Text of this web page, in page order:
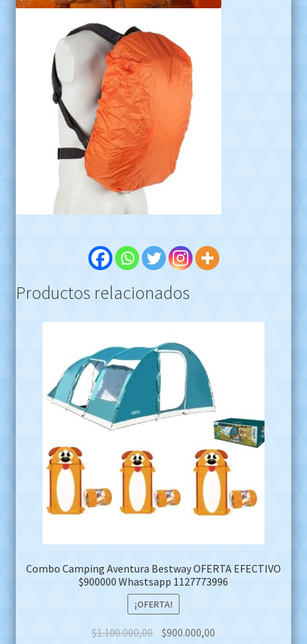
Productos relacionados
Combo Camping Aventura Bestway OFERTA EFECTIVO
$900000 Whastsapp 1127773996
¡OFERTA!
$1.100.000,00
Original
$900.000,00Current